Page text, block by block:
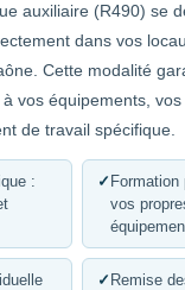
auxiliaire (R490) se
dans vos
Cette modalité
vos équipements,
de travail spécifique.
:
✓ Formation
vos
✓ Remise